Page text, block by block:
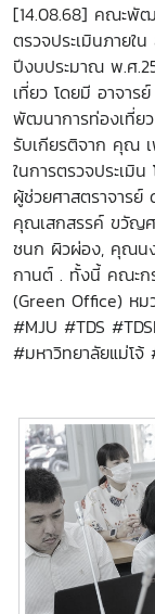
[14.08.68] คณะพัฒ
ตรวจประเมินภายใ
ปีงบประมาณ พ.ศ
เที่ยว โดยมี อาจา
พัฒนาการท่องเที่ย
รับเกียรติจาก คุณ
ในการตรวจประเมิ
ผู้ช่วยศาสตราจาร
คุณเสกสรรค์ ขวั
ชนก ผิวผ่อง, คุณน
กานต์ . ทั้งนี้ คณะกร
(Green Office) ห
#MJU #TDS
#มหาวิทยาลัยแม่โ